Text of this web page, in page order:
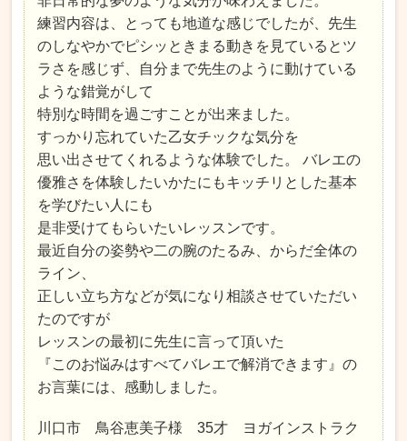
練習内容は、とっても地道な感じでしたが、先生
のしなやかでピシッときまる動きを見ているとツ
ラさを感じず、自分まで先生のように動けている
ような錯覚がして
特別な時間を過ごすことが出来ました。
すっかり忘れていた乙女チックな気分を
思い出させてくれるような体験でした。 バレエの
優雅さを体験したいかたにもキッチリとした基本
を学びたい人にも
是非受けてもらいたいレッスンです。
最近自分の姿勢や二の腕のたるみ、からだ全体の
ライン、
正しい立ち方などが気になり相談させていただい
たのですが
レッスンの最初に先生に言って頂いた
『このお悩みはすべてバレエで解消できます』の
お言葉には、感動しました。
川口市 鳥谷恵美子様 35才 ヨガインストラク